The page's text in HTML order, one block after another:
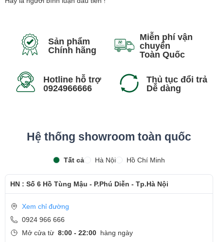
việc hơn nhờ một thiết kế sang trọng và chuyên nghiệp. Phần viền
rất thời thượng tạo nên chiếc máy tính xách tay đẹp đẳng cấp.
Không chỉ tạo phong cách riêng, sự mỏng nhẹ của Lenovo
ThinkBook 14 G8 còn giúp bạn có thể dễ dàng mang laptop đi bất
cứ đâu.
Sản phẩm
Chính hãng
Miễn phí vận
chuyển
Toàn Quốc
Hotline hỗ trợ
0924966666
Thủ tục đổi trả
Dễ dàng
Hệ thống showroom toàn quốc
Tất cả Hà Nội Hồ Chí Minh
HN : Số 6 Hồ Tùng Mậu - P.Phú Diễn - Tp.Hà Nội
Xem chỉ đường
0924 966 666
Mở cửa từ 8:00 - 22:00 hàng ngày